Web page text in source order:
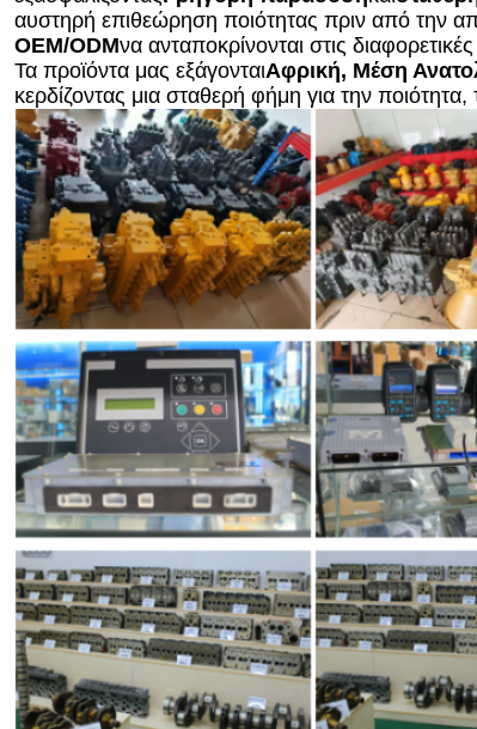
αυστηρή επιθεώρηση ποιότητας πριν από την
OEM/ODMνα ανταποκρίνονται στις
Τα προϊόντα μας εξάγονταιΑφρική, Μέση
κερδίζοντας μια σταθερή φήμη για την ποιότητα,